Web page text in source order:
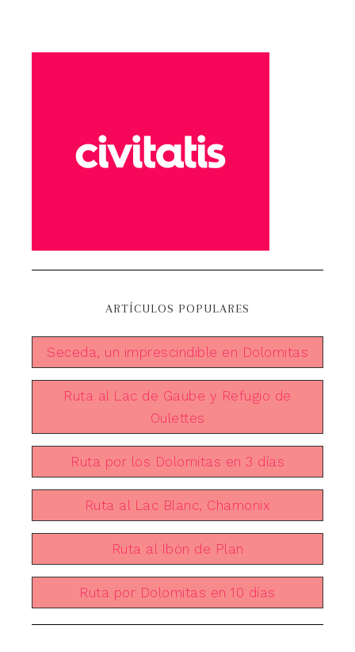
ARTÍCULOS POPULARES
Seceda, un imprescindible en Dolomitas
Ruta al Lac de Gaube y Refugio de
Oulettes
Ruta por los Dolomitas en 3 días
Ruta al Lac Blanc, Chamonix
Ruta al Ibón de Plan
Ruta por Dolomitas en 10 días